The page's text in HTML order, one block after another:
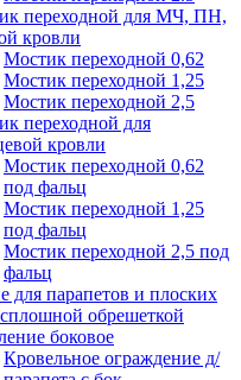
переходной для МЧ, ПН,
кровли
Мостик переходной 0,62
Мостик переходной 1,25
Мостик переходной 2,5
переходной для
кровли
Мостик переходной 0,62
под фальц
Мостик переходной 1,25
под фальц
Мостик переходной 2,5 под
фальц
для парапетов и плоских
обрешеткой
боковое
Кровельное ограждение д/